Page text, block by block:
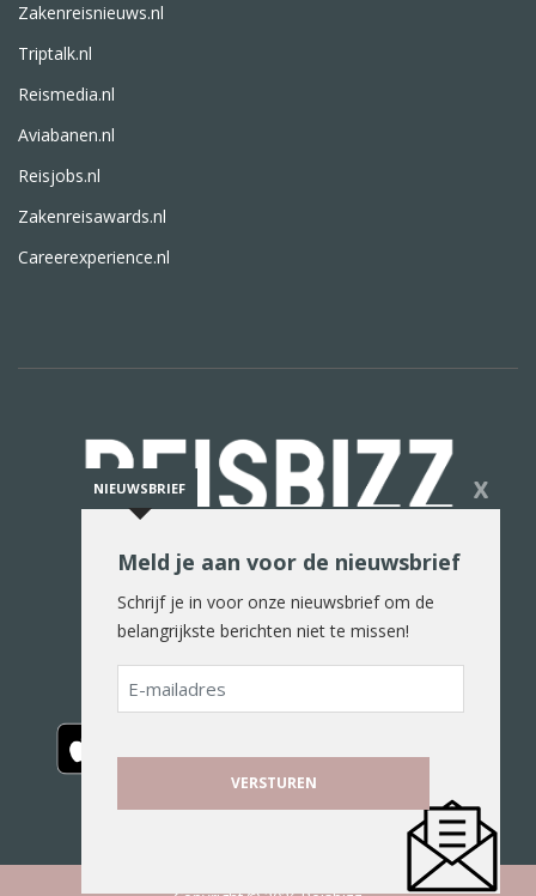
Zakenreisnieuws.nl
Triptalk.nl
Reismedia.nl
Aviabanen.nl
Reisjobs.nl
Zakenreisawards.nl
Careerexperience.nl
De reiswereld in woord en beeld
NIEUWSBRIEF X
Meld je aan voor de nieuwsbrief
Schrijf je in voor onze nieuwsbrief om de
belangrijkste berichten niet te missen!
E-
mailadres